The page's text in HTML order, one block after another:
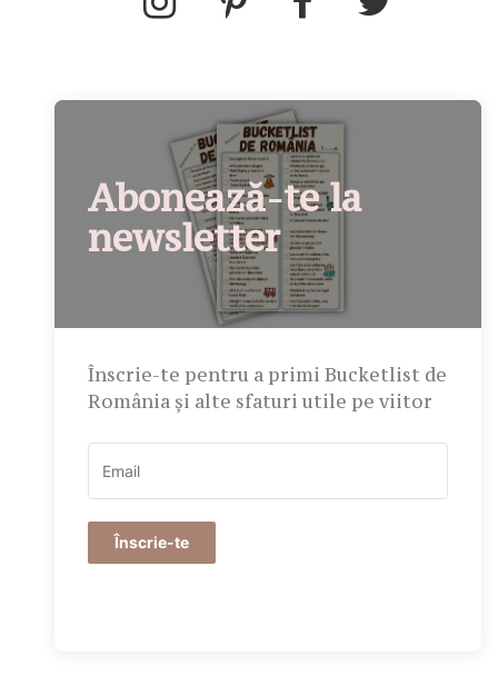
Abonează-te la
newsletter
Înscrie-te pentru a primi Bucketlist de
România și alte sfaturi utile pe viitor
Înscrie-te